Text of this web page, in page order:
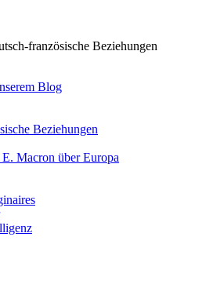
französische Beziehungen
Blog
Beziehungen
Macron über Europa